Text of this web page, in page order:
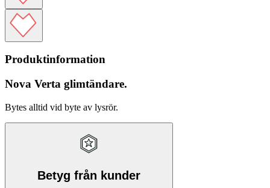
Produktinformation
Nova Verta glimtändare.
Bytes alltid vid byte av lysrör.
Betyg från kunder